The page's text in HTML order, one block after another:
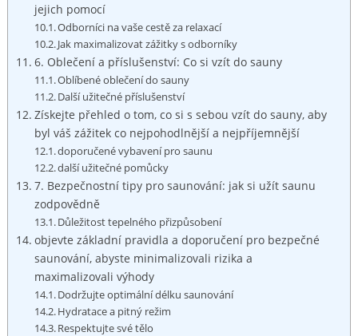
‍jejich ⁤pomocí
Odborníci na vaše cestě za relaxací
Jak maximalizovat zážitky⁢ s odborníky
6.​ Oblečení ‍a příslušenství: Co ⁣si vzít ‍do sauny
Oblíbené oblečení do sauny
Další ‍užitečné ⁢příslušenství
Získejte přehled o tom, co ​si s​ sebou‍ vzít do sauny, aby
byl ​váš ⁣zážitek ⁣co nejpohodlnější a nejpříjemnější
doporučené vybavení⁢ pro saunu
další užitečné pomůcky
7. Bezpečnostní tipy pro saunování: ⁣jak si užít saunu
zodpovědně
Důležitost ‍tepelného‍ přizpůsobení
objevte základní pravidla ‌a ‌doporučení pro bezpečné
saunování, abyste​ minimalizovali⁣ rizika‌ a
maximalizovali výhody
Dodržujte ‌optimální​ délku saunování
Hydratace ⁣a⁣ pitný ⁤režim
Respektujte své‌ tělo